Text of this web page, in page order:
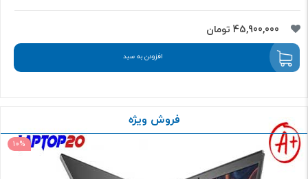
45,900,000 تومان
افزودن به سبد
فروش ویژه
10%